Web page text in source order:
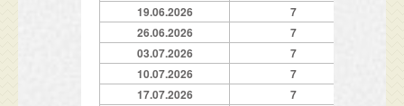
19.06.2026
7
26.06.2026
7
03.07.2026
7
10.07.2026
7
17.07.2026
7